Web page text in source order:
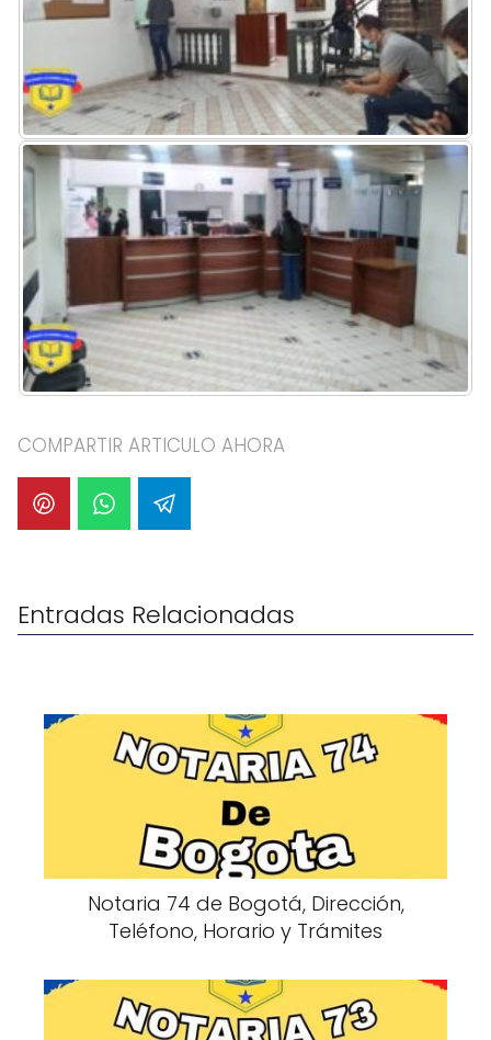
COMPARTIR ARTICULO AHORA
Entradas Relacionadas
Notaria 74 de Bogotá, Dirección,
Teléfono, Horario y Trámites